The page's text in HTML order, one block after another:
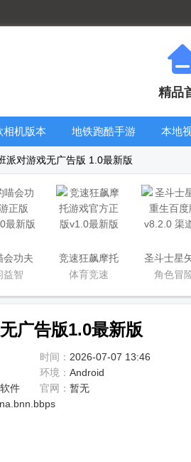
精品
相机版本
大全
地铁跑酷手游
本地
派对游戏无广告版 1.0最新版
会功夫
正版
益智
竞速狂飙摩托
游戏官方正版
体育竞速
圣斗士星
生百度
角色冒
广告版1.0最新版
时间： 2026-07-07 13:46
环境： Android
件 官网： 暂无